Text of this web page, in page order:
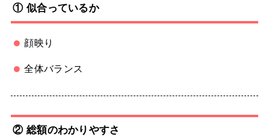
① 似合っているか
顔映り
全体バランス
② 総額のわかりやすさ